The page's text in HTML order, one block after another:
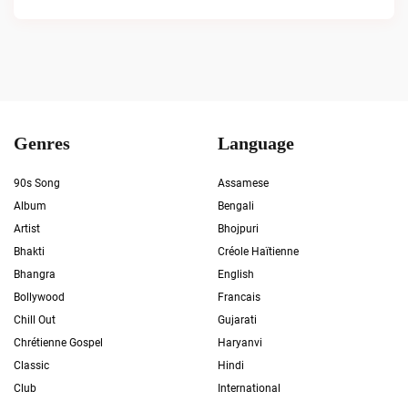
Genres
90s Song
Album
Artist
Bhakti
Bhangra
Bollywood
Chill Out
Chrétienne Gospel
Classic
Club
Language
Assamese
Bengali
Bhojpuri
Créole Haïtienne
English
Francais
Gujarati
Haryanvi
Hindi
International